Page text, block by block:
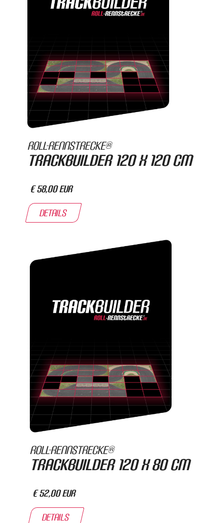
Roll-Rennstrecke®
Trackbuilder 120 x 120 cm
€ 58,00 EUR
Details
Roll-Rennstrecke®
Trackbuilder 120 x 80 cm
€ 52,00 EUR
Details